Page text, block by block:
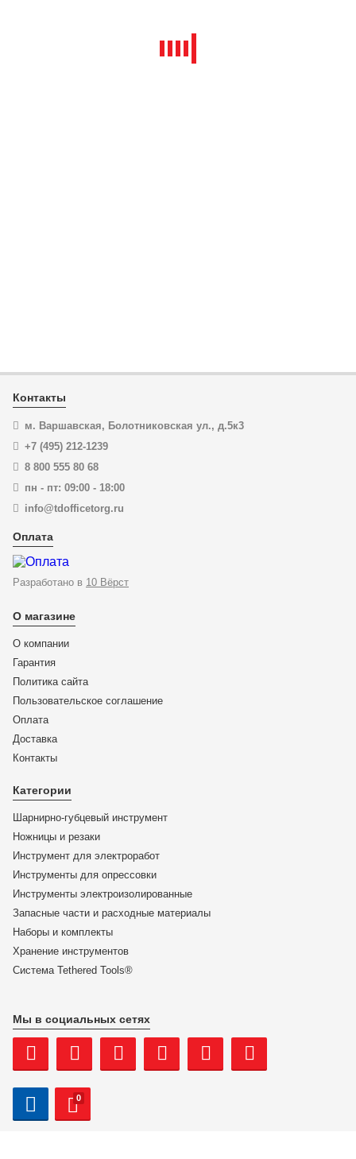
KNIPEX 48 11 J2 KN-4811J2
4 362₽
В корзину
Контакты
м. Варшавская, Болотниковская ул., д.5к3
+7 (495) 212-1239
8 800 555 80 68
пн - пт: 09:00 - 18:00
info@tdofficetorg.ru
Оплата
Разработано в 10 Вёрст
О магазине
О компании
Гарантия
Политика сайта
Пользовательское соглашение
Оплата
Доставка
Контакты
Категории
Шарнирно-губцевый инструмент
Ножницы и резаки
Инструмент для электроработ
Инструменты для опрессовки
Инструменты электроизолированные
Запасные части и расходные материалы
Наборы и комплекты
Хранение инс­тру­мен­тов
Система Tethered Tools®
Мы в социальных сетях
0